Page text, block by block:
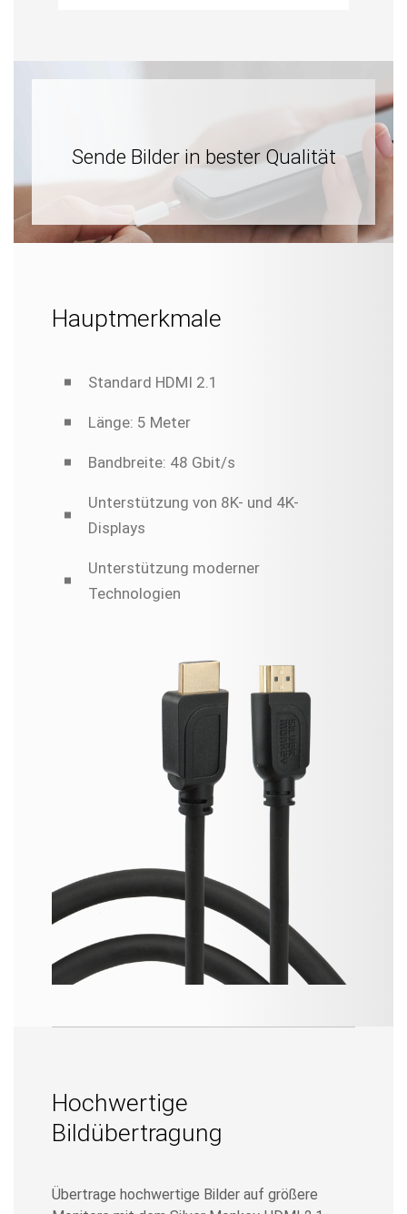
Sende Bilder in bester Qualität
Hauptmerkmale
Standard HDMI 2.1
Länge: 5 Meter
Bandbreite: 48 Gbit/s
Unterstützung von 8K- und 4K-
Displays
Unterstützung moderner
Technologien
Hochwertige
Bildübertragung
Übertrage hochwertige Bilder auf größere